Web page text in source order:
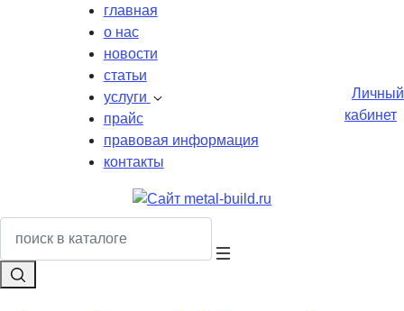
главная
о нас
новости
статьи
услуги
прайс
правовая информация
контакты
Личный
кабинет